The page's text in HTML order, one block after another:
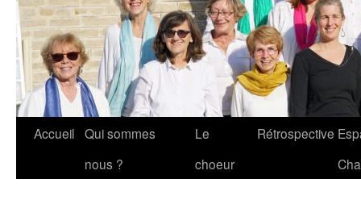
Accueil Qui sommes
nous ?
Le
choeur
Rétrospective